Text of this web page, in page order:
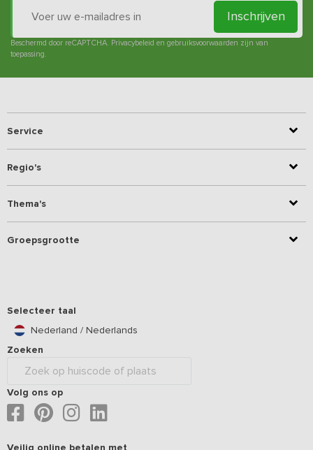
Inschrijven
Beschermd door reCAPTCHA. Privacybeleid en gebruiksvoorwaarden zijn van
toepassing.
Service
Regio's
Thema's
Groepsgrootte
Selecteer taal
Nederland / Nederlands
Zoeken
Volg ons op
Veilig online betalen met